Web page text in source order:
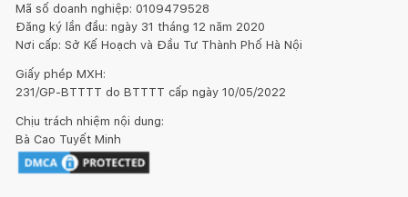
Mã số doanh nghiệp: 0109479528
Đăng ký lần đầu: ngày 31 tháng 12 năm 2020
Nơi cấp: Sở Kế Hoạch và Đầu Tư Thành Phố Hà Nội
Giấy phép MXH:
231/GP-BTTTT do BTTTT cấp ngày 10/05/2022
Chịu trách nhiệm nội dung:
Bà Cao Tuyết Minh